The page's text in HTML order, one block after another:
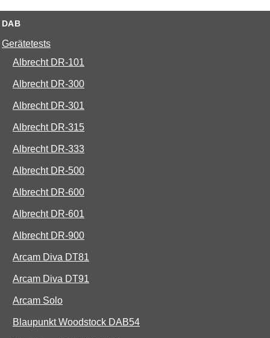
DAB
Gerätetests
Albrecht DR-101
Albrecht DR-300
Albrecht DR-301
Albrecht DR-315
Albrecht DR-333
Albrecht DR-500
Albrecht DR-600
Albrecht DR-601
Albrecht DR-900
Arcam Diva DT81
Arcam Diva DT91
Arcam Solo
Blaupunkt Woodstock DAB54